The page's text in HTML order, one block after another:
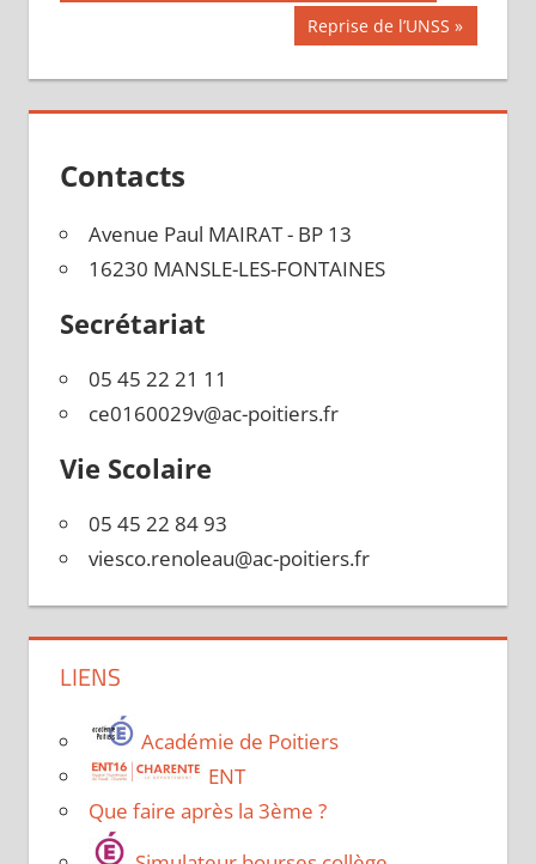
l’article
Publication
suivante :
Reprise de l’UNSS
Contacts
Avenue Paul MAIRAT - BP 13
16230 MANSLE-LES-FONTAINES
Secrétariat
05 45 22 21 11
ce0160029v@ac-poitiers.fr
Vie Scolaire
05 45 22 84 93
viesco.renoleau@ac-poitiers.fr
LIENS
Académie de Poitiers
ENT
Que faire après la 3ème ?